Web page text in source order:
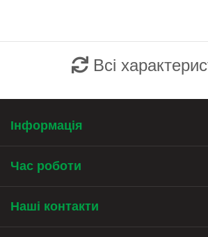
Всі
Інформація
Час роботи
Наші контакти